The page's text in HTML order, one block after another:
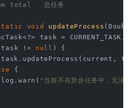
total   总任务
void updateProcess
task =
!= null ) {
{
"当前不在异步任务中，无法